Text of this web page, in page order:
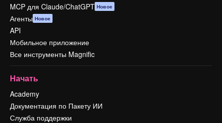
MCP для Claude/ChatGPT Новое
Агенты Новое
API
Мобильное приложение
Все инструменты Magnific
Начать
Academy
Документация по Пакету ИИ
Служба поддержки